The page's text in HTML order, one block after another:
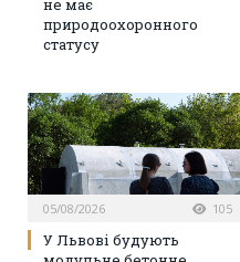
не має
природоохоронного
статусу
05/08/2026 105
У Львові будують